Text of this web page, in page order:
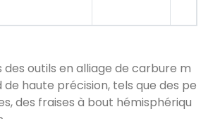
des outils en alliage de carbure m
haute précision, tels que des pe
des fraises à bout hémisphériqu